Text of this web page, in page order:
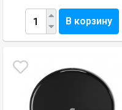
В корзину